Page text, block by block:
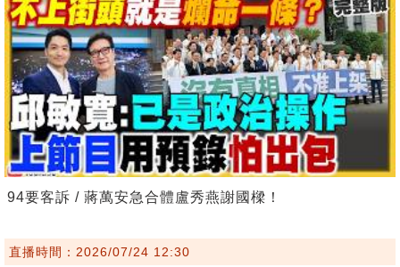
94要客訴 / 蔣萬安急合體盧秀燕謝國樑！
直播時間：2026/07/24 12:30